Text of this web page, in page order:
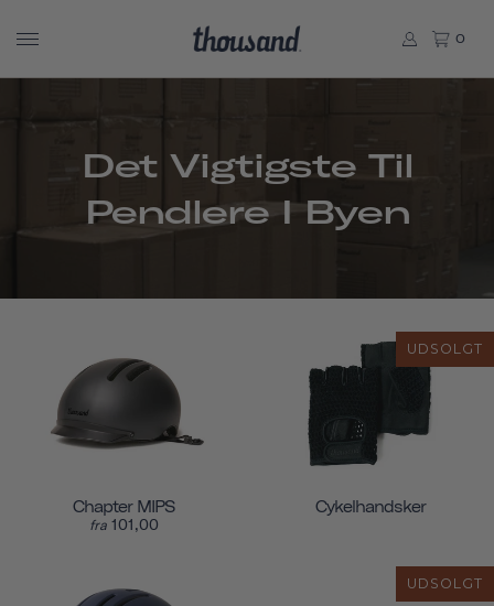
0
Det Vigtigste Til
Pendlere I Byen
Chapter MIPS
fra 101,00
UDSOLGT
Cykelhandsker
UDSOLGT